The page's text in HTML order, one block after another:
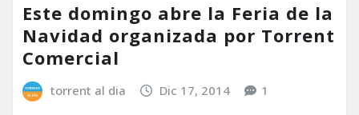
Este domingo abre la Feria de la
Navidad organizada por Torrent
Comercial
torrent al dia Dic 17, 2014 1